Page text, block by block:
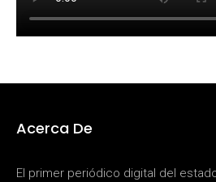
Acerca De
El primer periódico digital del